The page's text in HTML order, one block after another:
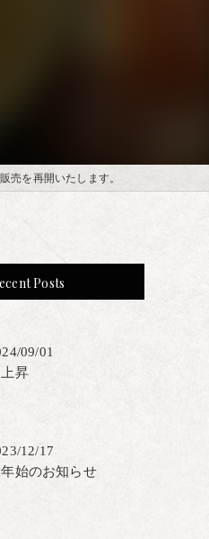
売を再開いたします。
Posts
09/01
昇
12/17
始のお知らせ